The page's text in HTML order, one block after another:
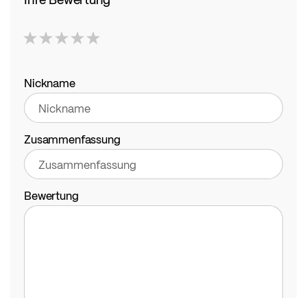
star
stars
stars
stars
stars
Nickname
Zusammenfassung
Bewertung